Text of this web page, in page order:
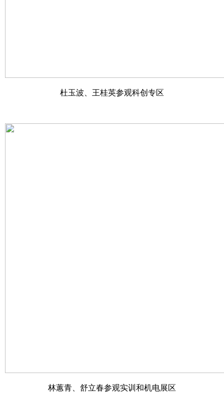
杜玉波、王桂英参观科创专区
林蕙青、舒立春参观实训和机电展区